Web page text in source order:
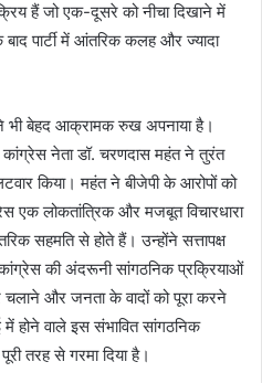
हैं जो एक-दूसरे को नीचा दिखाने में
पार्टी में आंतरिक कलह और ज्यादा
भी बेहद आक्रामक रुख अपनाया है।
कांग्रेस नेता डॉ. चरणदास महंत ने तुरंत
किया। महंत ने बीजेपी के आरोपों को
एक लोकतांत्रिक और मजबूत विचारधारा
सहमति से होते हैं। उन्होंने सत्तापक्ष
की अंदरूनी सांगठनिक प्रक्रियाओं
और जनता के वादों को पूरा करने
होने वाले इस संभावित सांगठनिक
तरह से गरमा दिया है।